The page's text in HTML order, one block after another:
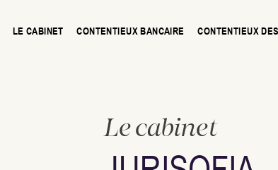
LE CABINET CONTENTIEUX BANCAIRE CONTENTIEUX
Le cabinet